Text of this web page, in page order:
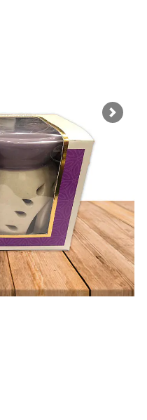
Next